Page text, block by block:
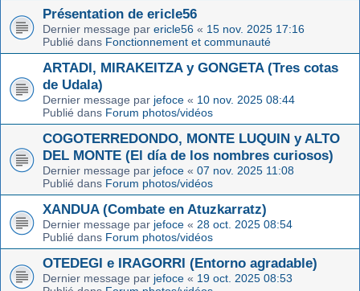
Présentation de ericle56
Dernier message par ericle56 « 15 nov. 2025 17:16
Publié dans Fonctionnement et communauté
ARTADI, MIRAKEITZA y GONGETA (Tres cotas
de Udala)
Dernier message par jefoce « 10 nov. 2025 08:44
Publié dans Forum photos/vidéos
COGOTERREDONDO, MONTE LUQUIN y ALTO
DEL MONTE (El día de los nombres curiosos)
Dernier message par jefoce « 07 nov. 2025 11:08
Publié dans Forum photos/vidéos
XANDUA (Combate en Atuzkarratz)
Dernier message par jefoce « 28 oct. 2025 08:54
Publié dans Forum photos/vidéos
OTEDEGI e IRAGORRI (Entorno agradable)
Dernier message par jefoce « 19 oct. 2025 08:53